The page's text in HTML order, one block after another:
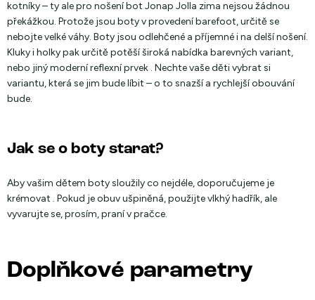
kotníky – ty ale pro nošení bot Jonap Jolla zima nejsou žádnou
překážkou. Protože jsou boty v provedení barefoot, určitě se
nebojte velké váhy. Boty jsou odlehčené a příjemné i na delší nošení.
Kluky i holky pak určitě potěší široká nabídka barevných variant,
nebo jiný moderní reflexní prvek . Nechte vaše děti vybrat si
variantu, která se jim bude líbit – o to snazší a rychlejší obouvání
bude.
Jak se o boty starat?
Aby vašim dětem boty sloužily co nejdéle, doporučujeme je
krémovat . Pokud je obuv ušpiněná, použijte vlkhý hadřík, ale
vyvarujte se, prosím, praní v pračce.
Doplňkové parametry